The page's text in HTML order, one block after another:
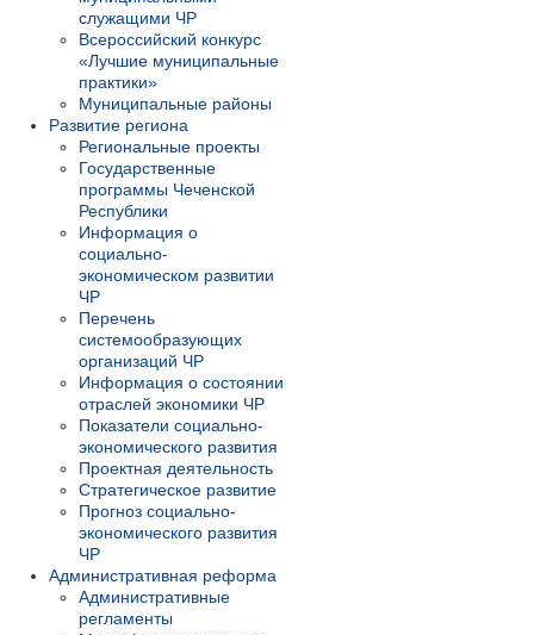
служащими ЧР
Всероссийский конкурс
«Лучшие муниципальные
практики»
Муниципальные районы
Развитие региона
Региональные проекты
Государственные
программы Чеченской
Республики
Информация о
социально-
экономическом развитии
ЧР
Перечень
системообразующих
организаций ЧР
Информация о состоянии
отраслей экономики ЧР
Показатели социально-
экономического развития
Проектная деятельность
Стратегическое развитие
Прогноз социально-
экономического развития
ЧР
Административная реформа
Административные
регламенты